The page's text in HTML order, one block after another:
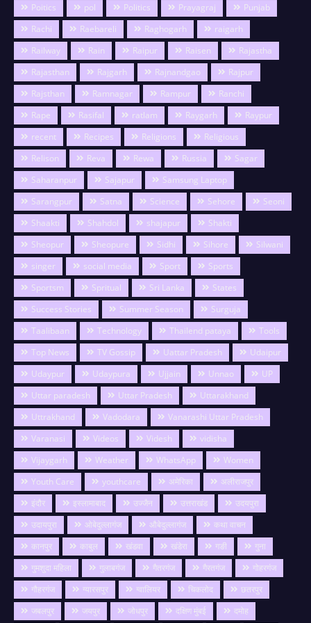
Poitics
pol Politics Prayagraj
Punjab
Rachi
Raebareli Raghogarh
raigarh
Railway
Rain Raipur Raisen
Rajastha
Rajasthan
Rajgarh Rajnandgao
Rajpur
Rajsthan
Ramnagar Rampur
Ranchi
Rape
Rasifal ratlam Raygarh
Raypur
recent
Recipes Religions
Religious
Relison
Reva Rewa Russia
Sagar
Saharanpur
Sajapur
Samsung Laptop
Sarangpur
Satna Science Sehore
Seoni
Shaakti
Shahdol shajapur
Shakti
Sheopur
Sheopure Sidhi Sihore
Silwani
singer
social media Sport
Sports
Sportsm
Spritual Sri Lanka
States
Success Stories
Summer Season
Surguja
Taalibaan
Technology Thailend pataya
Tools
Top News
TV Gossip Uattar Pradesh
Udaipur
Udaypur
Udaypura Ujjain Unnao
UP
Uttar paradesh
Uttar Pradesh
Uttarakhand
Uttrakhand
Vadodara
Vanarashi Uttar Pradesh
Varanasi
Videos Videsh
vidisha
Vijaygarh
Weather WhatsApp
Women
Youth Care
youthcare अमेरिका
अलीराजपुर
इंदौर
इस्लामाबाद उज्जैन उत्तराखंड
उदयपुरा
उदायपुरा
ओबेदुल्लागंज औबेदुल्लागंज
कथा वाचन
कानपुर
काबुल खंडवा खंडेरा गङी
गुना
गुमशुदा महिला
गुलाबगंज गैतरगंज गैरतगंज
गोहरगंज
गौहरगंज
ग्यारसपुर ग्वालियर चिकलोद
छतरपुर
जबलपुर
जयपुर जोधपुर दक्षिण मुंबई
दमोह